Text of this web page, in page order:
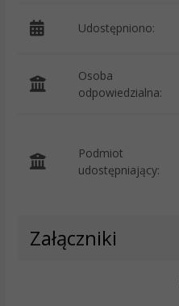
Udostępniono:
Osoba
odpowiedzialna:
Podmiot
udostępniający:
Załączniki